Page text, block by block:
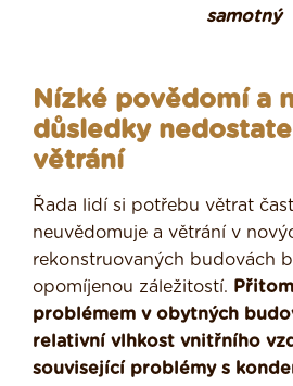
samotný
Nízké povědomí a
důsledky
větrání
Řada lidí si potřebu větrat
neuvědomuje a větrání v
rekonstruovaných budovách
opomíjenou záležitostí.
problémem v obytných
relativní vlhkost vnitřního
související problémy s